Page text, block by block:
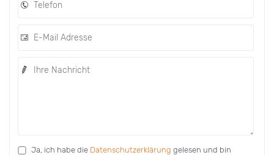
Ja, ich habe die Datenschutzerklärung gelesen und bin